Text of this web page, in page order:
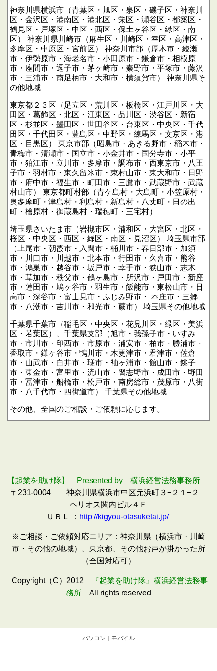
神奈川県横浜市（青葉区・旭区・泉区・磯子区・神奈川
区・金沢区・港南区・港北区・栄区・瀬谷区・都築区・
鶴見区・戸塚区・中区・西区・保土ヶ谷区・緑区・南
区）
神奈川県川崎市（麻生区・川崎区・幸区・高津区・
多摩区・中原区・宮前区）
神奈川市部（厚木市・綾瀬
市・伊勢原市・海老名市・小田原市・鎌倉市・相模原
市・座間市・逗子市・茅ヶ崎市・秦野市・平塚市・藤沢
市・三浦市・南足柄市・大和市・横須賀市）
神奈川県そ
の他地域
東京都２３区（足立区・荒川区・板橋区・江戸川区・大
田区・葛飾区・北区・江東区・品川区・渋谷区・新宿
区・杉並区・墨田区・世田谷区・台東区・中央区・千代
田区・千代田区・豊島区・中野区・練馬区・文京区・港
区・目黒区）
東京市部（昭島市・あきる野市・稲木市・
青梅市・清瀬市・国立市・小金井市・国分寺市・小平
市・狛江市・立川市・多摩市・調布市・西東京市・八王
子市・羽村市・東久留米市・東村山市・東大和市・日野
市・府中市・福生市・町田市・三鷹市・武蔵野市・武蔵
村山市）
東京都町村部（青ケ島村・大島町・小笠原村・
奥多摩町・津島村・利島村・新島村・八丈町・日の出
町・檜原村・御蔵島村・瑞穂町・三宅村）
埼玉県さいたま市（岩槻市区・浦和区・大宮区・北区・
桜区・中央区・西区・緑区・南区・見沼区）
埼玉県市部
（上尾市・朝霞市・入間市・桶川市・春日部市・加須
市・川口市・川越市・北本市・行田市・久喜市・熊谷
市・鴻巣市・越谷市・坂戸市・幸手市・狭山市・志木
市・草加市・秩父市・鶴ヶ島市・所沢市・戸田市・新座
市・蓮田市・鳩ヶ谷市・羽生市・飯能市・東松山市・日
高市・深谷市・富士見市・ふじみ野市・ 本庄市・三郷
市・八潮市・吉川市・和光市・蕨市）
埼玉県その他地域
千葉県千葉市（稲毛区・中央区・花見川区・緑区・美浜
区・若葉区）、千葉県支部（旭市・我孫子市・いすみ
市・市川市・印西市・市原市・浦安市・柏市・勝浦市・
香取市・鎌ヶ谷市・鴨川市・木更津市・君津市・佐倉
市・山武市・白井市・瑳市・袖ヶ浦市・館山市・銚子
市・東金市・富里市・流山市・習志野市・成田市・野田
市・冨津市・船橋市・松戸市・南房総市・茂原市・八街
市・八千代市・四街道市）
千葉県その他地域
その他、全国のご相談・ご依頼に応じます。
【起業を助け隊】 Presented by 横浜経営法務事務所
〒231-0004 神奈川県横浜市中区元浜町３−２１−２
ヘリオス関内ビル４Ｆ
ＵＲＬ ： http://kigyou-otasuketai.jp/
※ご相談・ご依頼対応エリア：神奈川県（横浜市・川崎
市・その他の地域）、東京都、その他お声が掛かった所
（全国対応可）
Copyright（C）2012
『起業を助け隊』横浜経営法務事
務所 All rights reserved
パソコン ｜モバイル